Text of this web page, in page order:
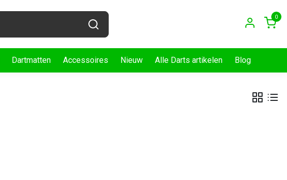
0
Dartmatten Accessoires Nieuw Alle Darts artikelen Blog